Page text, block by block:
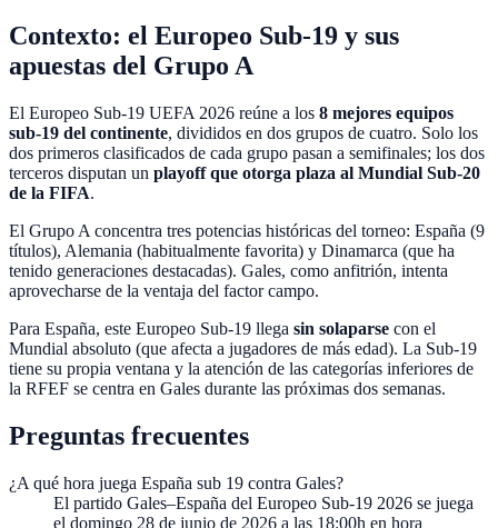
Contexto: el Europeo Sub-19 y sus
apuestas del Grupo A
El Europeo Sub-19 UEFA 2026 reúne a los 8 mejores equipos
sub-19 del continente, divididos en dos grupos de cuatro. Solo los
dos primeros clasificados de cada grupo pasan a semifinales; los dos
terceros disputan un playoff que otorga plaza al Mundial Sub-20
de la FIFA.
El Grupo A concentra tres potencias históricas del torneo: España (9
títulos), Alemania (habitualmente favorita) y Dinamarca (que ha
tenido generaciones destacadas). Gales, como anfitrión, intenta
aprovecharse de la ventaja del factor campo.
Para España, este Europeo Sub-19 llega sin solaparse con el
Mundial absoluto (que afecta a jugadores de más edad). La Sub-19
tiene su propia ventana y la atención de las categorías inferiores de
la RFEF se centra en Gales durante las próximas dos semanas.
Preguntas frecuentes
¿A qué hora juega España sub 19 contra Gales?
El partido Gales–España del Europeo Sub-19 2026 se juega
el domingo 28 de junio de 2026 a las 18:00h en hora